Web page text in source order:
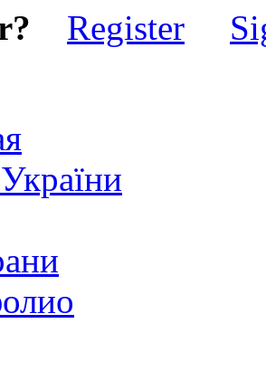
Register